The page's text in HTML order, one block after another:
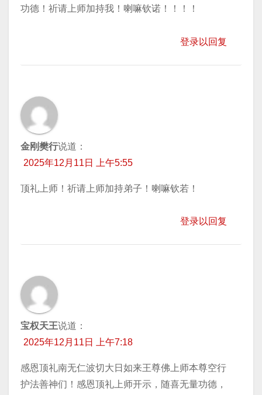
功德！祈请上师加持我！喇嘛钦诺！！！！
登录以回复
金刚樊行说道：
2025年12月11日 上午5:55
顶礼上师！祈请上师加持弟子！喇嘛钦若！
登录以回复
宝权天王说道：
2025年12月11日 上午7:18
感恩顶礼南无仁波切大日如来王尊佛上师本尊空行
护法善神们！感恩顶礼上师开示，随喜无量功德，